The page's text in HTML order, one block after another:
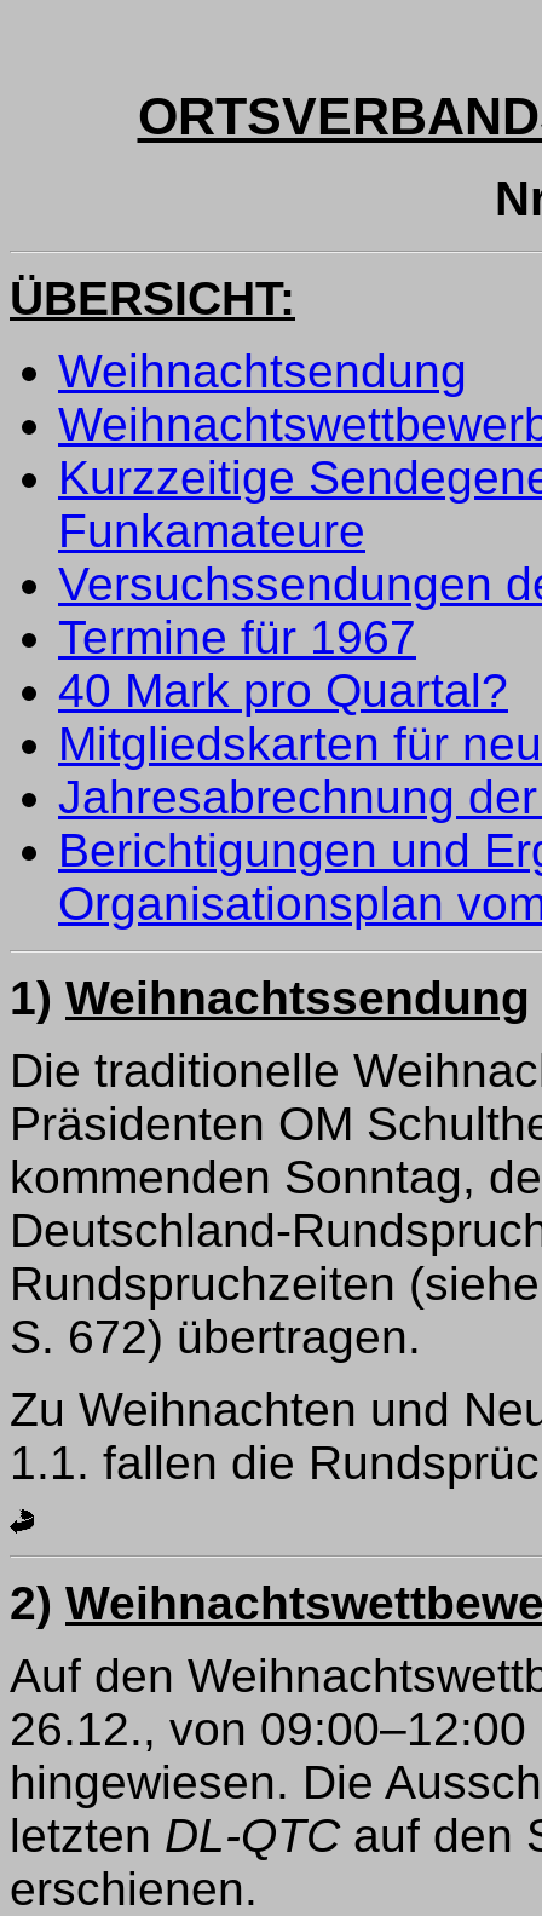
ÜBERSICHT:
Weihnachtsendung
Kurzzeitige
Funkamateure
Versuchssendungen
Termine für 1967
40 Mark pro Quartal?
Mitgliedskarten für
Jahresabrechnung
Berichtigungen und
Organisationsplan
1) Weihnachtssendung
Die traditionelle
Präsidenten OM
kommenden Sonntag,
Deutschland-
Rundspruchzeiten
S. 672) übertragen.
Zu Weihnachten und
1.1. fallen die
2)
Auf den
26.12., von
hingewiesen. Die
letzten DL-QTCauf den
erschienen.